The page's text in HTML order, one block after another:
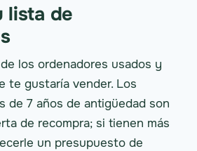
lista de
los ordenadores usados y
te gustaría vender. Los
de 7 años de antigüedad son
de recompra; si tienen más
un presupuesto de